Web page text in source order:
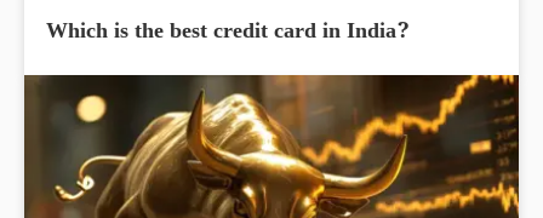
Which is the best credit card in India?